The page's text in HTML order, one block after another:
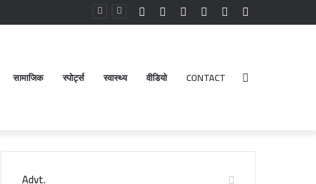
Random
Log
Instagram
YouTube
Facebook
सामाजिक स्पोर्ट्स स्वास्थ्य वीडियो CONTACT
Advt.